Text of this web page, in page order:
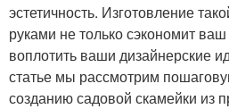
эстетичность. Изготовление
руками не только сэкономит
воплотить ваши дизайнерские
статье мы рассмотрим
созданию садовой скамейки из